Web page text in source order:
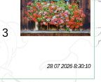
3
28 07 2026 8:30:10